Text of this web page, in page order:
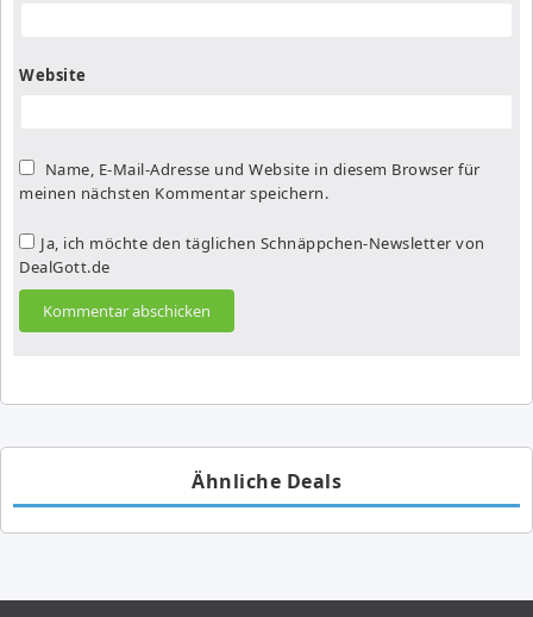
Website
Name, E-Mail-Adresse und Website in diesem Browser für
meinen nächsten Kommentar speichern.
Ja, ich möchte den täglichen Schnäppchen-Newsletter von
DealGott.de
Ähnliche Deals